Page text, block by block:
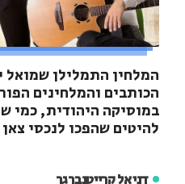
המלחין התמלילן שמואל
הכותבים והמלחינים
במוסיקה היהודית, כמי
להיטים שהפכו לנכסי